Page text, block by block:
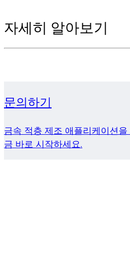
자세히 알아보기
문의하기
금속 적층 제조 애플리케이션
금 바로 시작하세요.